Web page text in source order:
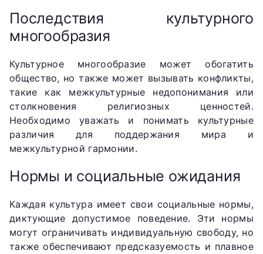
Последствия культурного
многообразия
Культурное многообразие может обогатить
общество, но также может вызывать конфликты,
такие как межкультурные недопонимания или
столкновения религиозных ценностей.
Необходимо уважать и понимать культурные
различия для поддержания мира и
межкультурной гармонии.
Нормы и социальные ожидания
Каждая культура имеет свои социальные нормы,
диктующие допустимое поведение. Эти нормы
могут ограничивать индивидуальную свободу, но
также обеспечивают предсказуемость и плавное